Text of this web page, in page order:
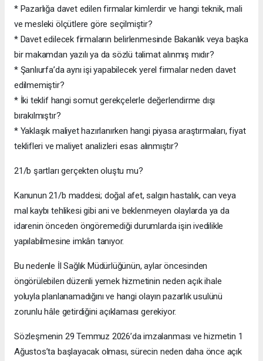
* Pazarlığa davet edilen firmalar kimlerdir ve hangi teknik, mali
ve mesleki ölçütlere göre seçilmiştir?
* Davet edilecek firmaların belirlenmesinde Bakanlık veya başka
bir makamdan yazılı ya da sözlü talimat alınmış mıdır?
* Şanlıurfa’da aynı işi yapabilecek yerel firmalar neden davet
edilmemiştir?
* İki teklif hangi somut gerekçelerle değerlendirme dışı
bırakılmıştır?
* Yaklaşık maliyet hazırlanırken hangi piyasa araştırmaları, fiyat
teklifleri ve maliyet analizleri esas alınmıştır?
21/b şartları gerçekten oluştu mu?
Kanunun 21/b maddesi; doğal afet, salgın hastalık, can veya
mal kaybı tehlikesi gibi ani ve beklenmeyen olaylarda ya da
idarenin önceden öngöremediği durumlarda işin ivedilikle
yapılabilmesine imkân tanıyor.
Bu nedenle İl Sağlık Müdürlüğünün, aylar öncesinden
öngörülebilen düzenli yemek hizmetinin neden açık ihale
yoluyla planlanamadığını ve hangi olayın pazarlık usulünü
zorunlu hâle getirdiğini açıklaması gerekiyor.
Sözleşmenin 29 Temmuz 2026’da imzalanması ve hizmetin 1
Ağustos’ta başlayacak olması, sürecin neden daha önce açık